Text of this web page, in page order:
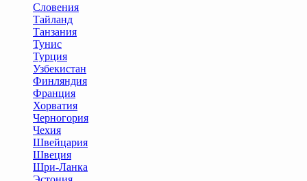
Словения
Тайланд
Танзания
Тунис
Турция
Узбекистан
Финляндия
Франция
Хорватия
Черногория
Чехия
Швейцария
Швеция
Шри-Ланка